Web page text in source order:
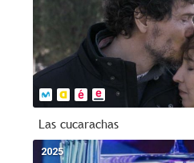
Las cucarachas
2025